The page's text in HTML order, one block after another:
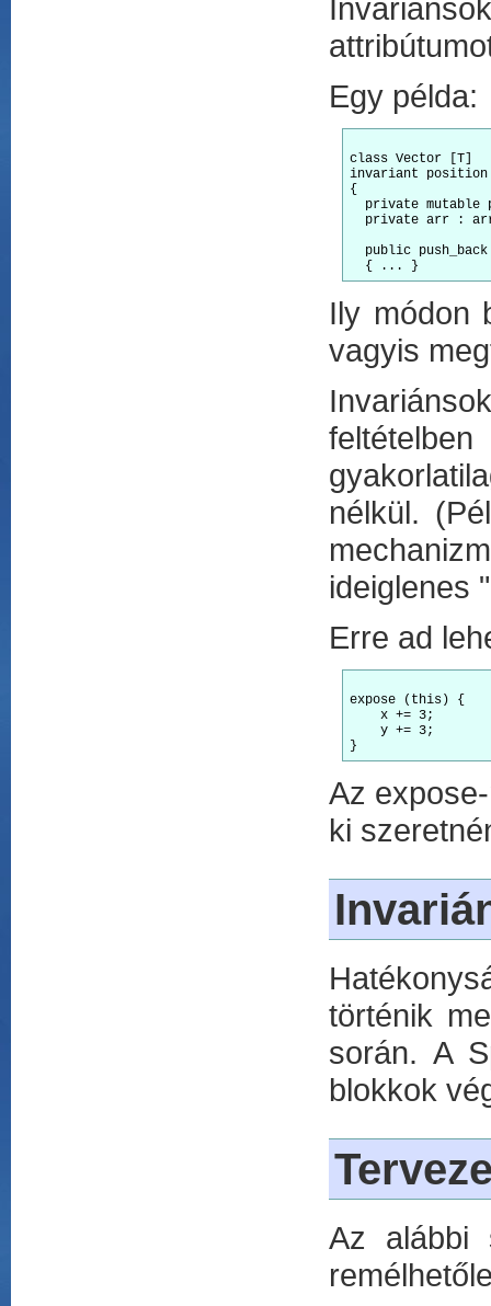
Egy példa:
class Vector [T]
invariant position
{
private mutable
private arr :
public
Ily módon
vagyis
nélkül.
ideiglenes
Erre ad
expose (this) {
    x += 3;
    y += 3;
Az
ki
történik
során. A
blokkok
Az alábbi